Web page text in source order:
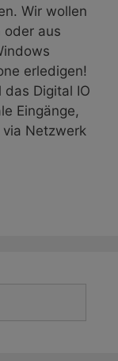
Wir wollen
oder aus
erledigen!
das Digital IO
Eingänge,
Netzwerk